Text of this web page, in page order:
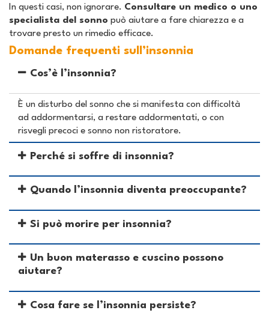
In questi casi, non ignorare. Consultare un medico o uno
specialista del sonno può aiutare a fare chiarezza e a
trovare presto un rimedio efficace.
Domande frequenti sull’insonnia
Cos’è l’insonnia?
È un disturbo del sonno che si manifesta con difficoltà
ad addormentarsi, a restare addormentati, o con
risvegli precoci e sonno non ristoratore.
Perché si soffre di insonnia?
Quando l’insonnia diventa preoccupante?
Si può morire per insonnia?
Un buon materasso e cuscino possono
aiutare?
Cosa fare se l’insonnia persiste?